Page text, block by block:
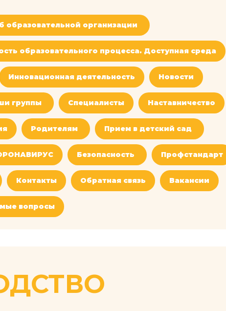
образовательной организации
образовательного процесса. Доступная среда
Инновационная деятельность Новости
группы Специалисты Наставничество
Родителям Прием в детский сад
Безопасность Профстандарт
Контакты Обратная связь Вакансии
вопросы